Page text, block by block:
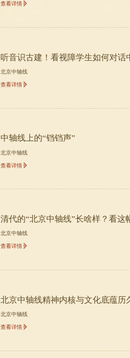
查看详情
听音识古建！看视障学生如何对话
北京中轴线
查看详情
中轴线上的“铛铛声”
北京中轴线
查看详情
清代的“北京中轴线”长啥样？看这
北京中轴线
查看详情
北京中轴线精神内核与文化底蕴历
北京中轴线
查看详情